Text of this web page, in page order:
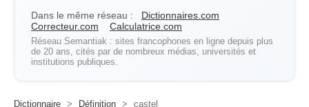
Dans le même réseau :
Dictionnaires.com
Correcteur.com
Calculatrice.com
Réseau Semantiak : sites francophones en ligne depuis plus
de 20 ans, cités par de nombreux médias, universités et
institutions publiques.
Dictionnaire > Définition > castel